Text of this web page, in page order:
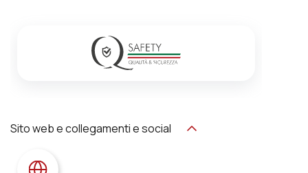
Sito web e collegamenti e social